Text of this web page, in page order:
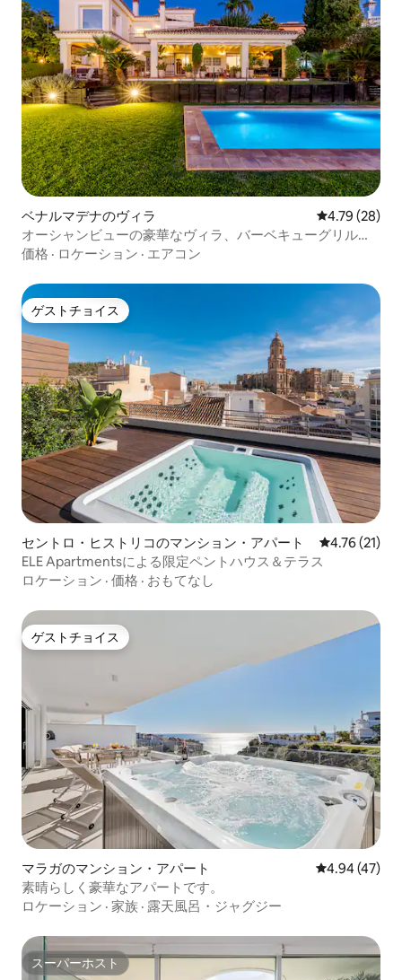
ベナルマデナのヴィラ レビュー28
4.79 (28)
オーシャンビューの豪華なヴィラ、バーベキューグリル、
ジム、ディスコバー
価格 · ロケーション · エアコン
ゲストチョイス
ゲストチョイス
セントロ・ヒストリコのマンション・アパート レビュー21
4.76 (21)
ELE Apartmentsによる限定ペントハウス＆テラス
ロケーション · 価格 · おもてなし
ゲストチョイス
ゲストチョイス
マラガのマンション・アパート レビュー47
4.94 (47)
素晴らしく豪華なアパートです。
ロケーション · 家族 · 露天風呂・ジャグジー
スーパーホスト
スーパーホスト